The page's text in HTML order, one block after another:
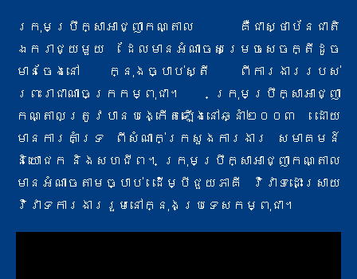
ក្រុមប្រឹក្សាអាជ្ញាកណ្តាល គឺជាស្ថាប័នជាតិ
ឯករាជ្យមួយ ដែលមានអំណាចសម្រេចសេចក្តីដូច
មានចែងនៅ ក្នុងច្បាប់ស្តី ពីការងារ​របស់
ព្រះរាជាណាចក្រកម្ពុជា។ ក្រុមប្រឹក្សាអាជ្ញា
កណ្តាលត្រូវបានបង្កើតឡើងនៅឆ្នាំ២០០៣ ដោយ
មានការគាំទ្រ ពីសំណាក់​ក្រសួងការងារ សមាគមន៍
និយោជក និងសហជីព។ ក្រុមប្រឹក្សាអាជ្ញាកណ្តាល
មានអំណាចតាមច្បាប់ ដើម្បីជួយភាគី វិវាទ​ដោះស្រាយ
វិវាទការងាររួមនៅក្នុងប្រទេសកម្ពុជា។